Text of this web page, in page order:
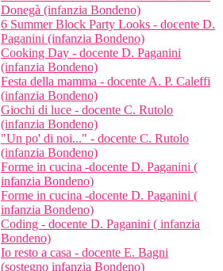
Donegà (infanzia Bondeno)
6 Summer Block Party Looks - docente D.
Paganini (infanzia Bondeno)
Cooking Day - docente D. Paganini
(infanzia Bondeno)
Festa della mamma - docente A. P. Caleffi
(infanzia Bondeno)
Giochi di luce - docente C. Rutolo
(infanzia Bondeno)
"Un po' di noi..." - docente C. Rutolo
(infanzia Bondeno)
Forme in cucina -docente D. Paganini (
infanzia Bondeno)
Forme in cucina -docente D. Paganini (
infanzia Bondeno)
Coding - docente D. Paganini ( infanzia
Bondeno)
Io resto a casa - docente E. Bagni
(sostegno infanzia Bondeno)